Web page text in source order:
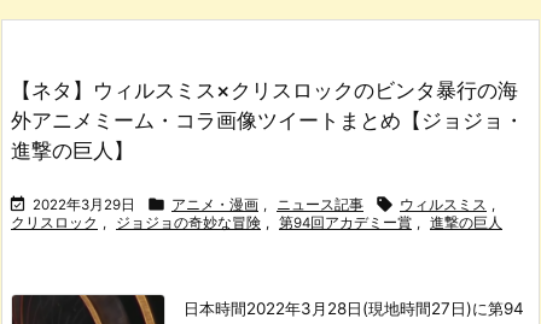
【ネタ】ウィルスミス×クリスロックのビンタ暴行の海
外アニメミーム・コラ画像ツイートまとめ【ジョジョ・
進撃の巨人】
 2022年3月29日  アニメ・漫画 , ニュース記事  ウィルスミス ,
クリスロック , ジョジョの奇妙な冒険 , 第94回アカデミー賞 , 進撃の巨人
日本時間2022年3月28日(現地時間27日)に第94